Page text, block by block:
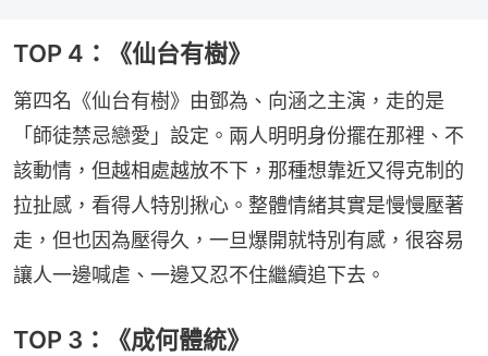
TOP 4：《仙台有樹》
第四名《仙台有樹》由鄧為、向涵之主演，走的是
「師徒禁忌戀愛」設定。兩人明明身份擺在那裡、不
該動情，但越相處越放不下，那種想靠近又得克制的
拉扯感，看得人特別揪心。整體情緒其實是慢慢壓著
走，但也因為壓得久，一旦爆開就特別有感，很容易
讓人一邊喊虐、一邊又忍不住繼續追下去。
TOP 3：《成何體統》